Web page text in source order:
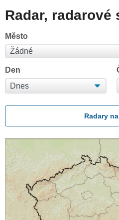
Radar, radarové
Město
Den
Radary